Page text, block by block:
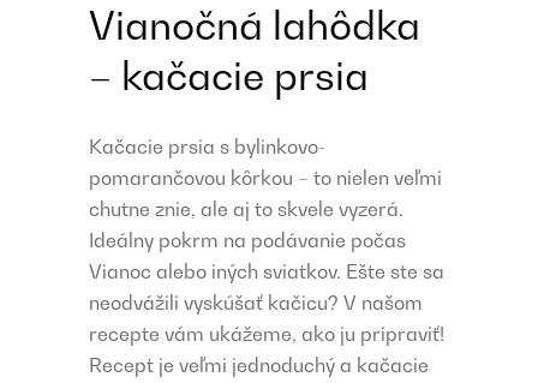
Vianočná lahôdka
– kačacie prsia
Kačacie prsia s bylinkovo-
pomarančovou kôrkou – to nielen veľmi
chutne znie, ale aj to skvele vyzerá.
Ideálny pokrm na podávanie počas
Vianoc alebo iných sviatkov. Ešte ste sa
neodvážili vyskúšať kačicu? V našom
recepte vám ukážeme, ako ju pripraviť!
Recept je veľmi jednoduchý a kačacie